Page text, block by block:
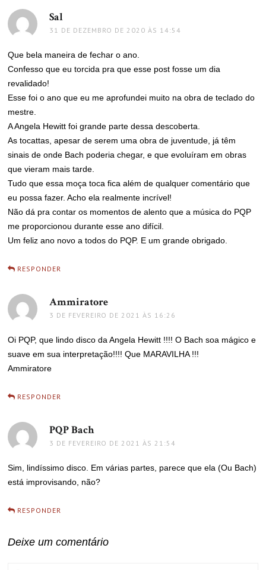
Sal
31 DE DEZEMBRO DE 2020 ÀS 14:54
Que bela maneira de fechar o ano.
Confesso que eu torcida pra que esse post fosse um dia
revalidado!
Esse foi o ano que eu me aprofundei muito na obra de teclado do
mestre.
A Angela Hewitt foi grande parte dessa descoberta.
As tocattas, apesar de serem uma obra de juventude, já têm
sinais de onde Bach poderia chegar, e que evoluíram em obras
que vieram mais tarde.
Tudo que essa moça toca fica além de qualquer comentário que
eu possa fazer. Acho ela realmente incrível!
Não dá pra contar os momentos de alento que a música do PQP
me proporcionou durante esse ano difícil.
Um feliz ano novo a todos do PQP. E um grande obrigado.
RESPONDER
Ammiratore
3 DE FEVEREIRO DE 2021 ÀS 16:26
Oi PQP, que lindo disco da Angela Hewitt !!!! O Bach soa mágico e
suave em sua interpretação!!!! Que MARAVILHA !!!
Ammiratore
RESPONDER
PQP Bachdisse:
3 DE FEVEREIRO DE 2021 ÀS 21:54
Sim, lindíssimo disco. Em várias partes, parece que ela (Ou Bach)
está improvisando, não?
RESPONDER
Deixe um comentário